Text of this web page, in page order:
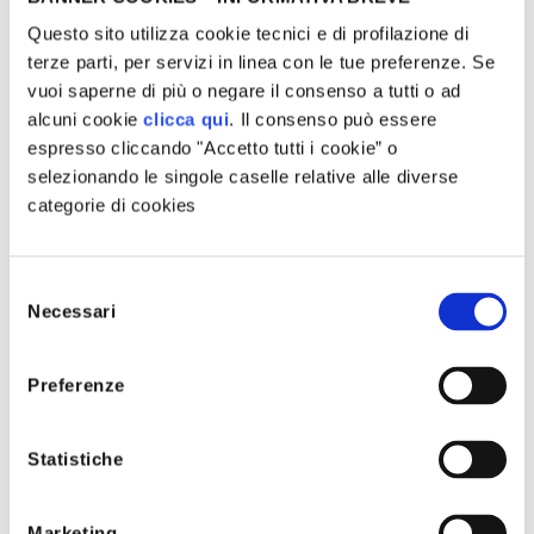
Questo sito utilizza cookie tecnici e di profilazione di
terze parti, per servizi in linea con le tue preferenze. Se
vuoi saperne di più o negare il consenso a tutti o ad
alcuni cookieclicca qui. Il consenso può essere
espresso cliccando "Accetto tutti i cookie” o
selezionando le singole caselle relative alle diverse
categorie di cookies
delNecessari
Preferenze
Statistiche
della biodiversità.
Oggetto dell’iniziativa commerciale
Ogni Destinatario (cliente AGN Energia) che, nel periodo di
validità dell’iniziativa (fino al 31.12.2025), entrerà in fornitura
in qualità di cliente domestico per luce, gas e gpl e/o passerà
attivato, facenti parte delle circa 400.000
(quattrocentomila) api già opzionate a nome di AGN Energia
nel progetto in essere con i beneficiari, fino ad esaurimento
del quantitativo opzionato nei 4 alveari. Alla presente
430/01 e s. m e i. per assenza dei presupposti essenziali.
Modalità, natura e valore